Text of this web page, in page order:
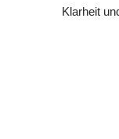
Klarheit